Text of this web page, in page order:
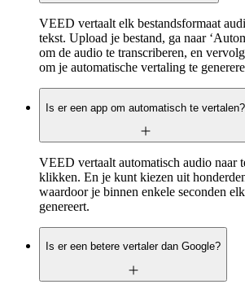
VEED vertaalt elk bestandsformaat
tekst. Upload je bestand, ga naar
om de audio te transcriberen, en
om je automatische vertaling te
Is er een app om automatisch te vertalen?
VEED vertaalt automatisch audio naar
klikken. En je kunt kiezen uit
waardoor je binnen enkele seconden
genereert.
Is er een betere vertaler dan Google?